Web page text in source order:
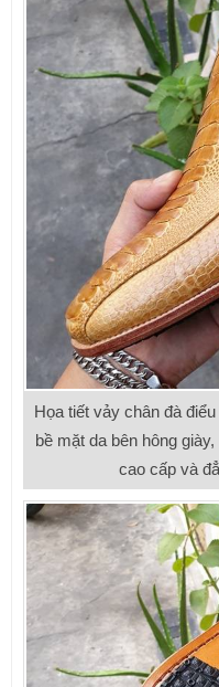
Họa tiết vảy chân đà
bề mặt da bên hông
cao cấp và